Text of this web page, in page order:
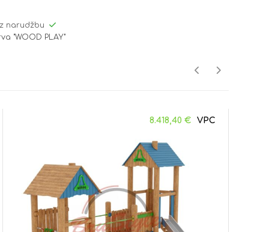
narudžbu
"WOOD PLAY"
8.418,40€